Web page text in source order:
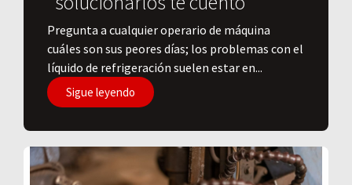
Pregunta a cualquier operario de máquina
cuáles son sus peores días; los problemas con el
líquido de refrigeración suelen estar en...
Sigue leyendo